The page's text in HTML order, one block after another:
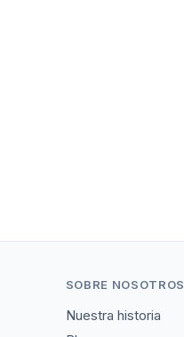
SOBRE NOSOTROS
Nuestra historia